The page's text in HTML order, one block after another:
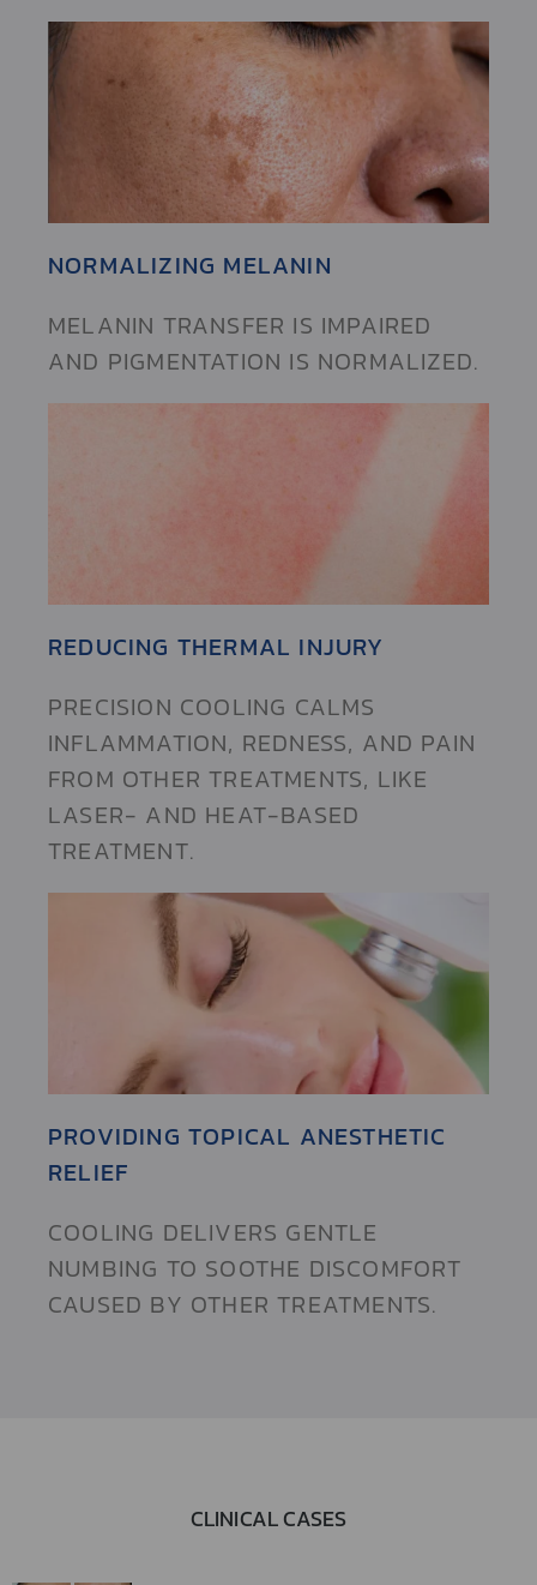
NORMALIZING MELANIN
MELANIN TRANSFER IS IMPAIRED
AND PIGMENTATION IS NORMALIZED.
REDUCING THERMAL INJURY
PRECISION COOLING CALMS
INFLAMMATION, REDNESS, AND PAIN
FROM OTHER TREATMENTS, LIKE
LASER- AND HEAT-BASED
TREATMENT.
PROVIDING TOPICAL ANESTHETIC
RELIEF
COOLING DELIVERS GENTLE
NUMBING TO SOOTHE DISCOMFORT
CAUSED BY OTHER TREATMENTS.
CLINICAL CASES